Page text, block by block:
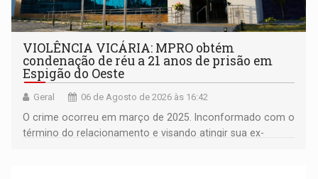
VIOLÊNCIA VICÁRIA: MPRO obtém
condenação de réu a 21 anos de prisão em
Espigão do Oeste
Geral 06 de Agosto de 2026 às 16:42
O crime ocorreu em março de 2025. Inconformado com o
término do relacionamento e visando atingir sua ex-